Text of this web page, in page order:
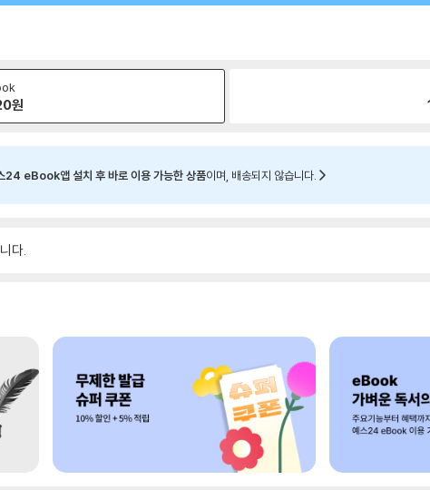
원
24 eBook앱 설치 후 바로 이용 가능한 상품이며, 배송되지 않습니다.
다.